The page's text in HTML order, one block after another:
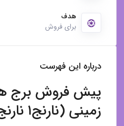
هدف
برای فروش
درباره این فهرست
پیش فروش برج
زمینی (نارنج۱ نارنج۲ نارنج۷)